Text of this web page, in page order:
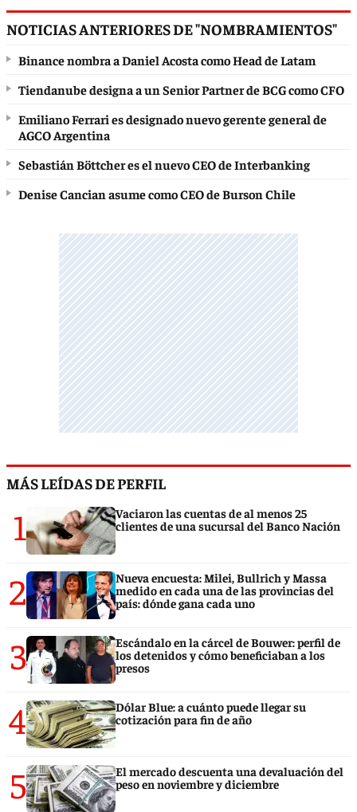
NOTICIAS ANTERIORES DE "NOMBRAMIENTOS"
Binance nombra a Daniel Acosta como Head de Latam
Tiendanube designa a un Senior Partner de BCG como CFO
Emiliano Ferrari es designado nuevo gerente general de
AGCO Argentina
Sebastián Böttcher es el nuevo CEO de Interbanking
Denise Cancian asume como CEO de Burson Chile
MÁS LEÍDAS DE PERFIL
1
Vaciaron las cuentas de al menos 25
clientes de una sucursal del Banco Nación
2
Nueva encuesta: Milei, Bullrich y Massa
medido en cada una de las provincias del
país: dónde gana cada uno
3
Escándalo en la cárcel de Bouwer: perfil de
los detenidos y cómo beneficiaban a los
presos
4
Dólar Blue: a cuánto puede llegar su
cotización para fin de año
5
El mercado descuenta una devaluación del
peso en noviembre y diciembre